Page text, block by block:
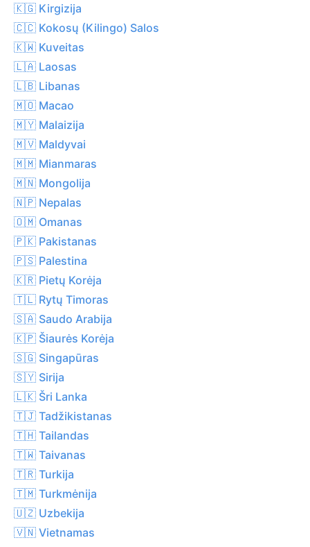
🇰🇬 Kirgizija
🇨🇨 Kokosų (Kilingo) Salos
🇰🇼 Kuveitas
🇱🇦 Laosas
🇱🇧 Libanas
🇲🇴 Macao
🇲🇾 Malaizija
🇲🇻 Maldyvai
🇲🇲 Mianmaras
🇲🇳 Mongolija
🇳🇵 Nepalas
🇴🇲 Omanas
🇵🇰 Pakistanas
🇵🇸 Palestina
🇰🇷 Pietų Korėja
🇹🇱 Rytų Timoras
🇸🇦 Saudo Arabija
🇰🇵 Šiaurės Korėja
🇸🇬 Singapūras
🇸🇾 Sirija
🇱🇰 Šri Lanka
🇹🇯 Tadžikistanas
🇹🇭 Tailandas
🇹🇼 Taivanas
🇹🇷 Turkija
🇹🇲 Turkmėnija
🇺🇿 Uzbekija
🇻🇳 Vietnamas